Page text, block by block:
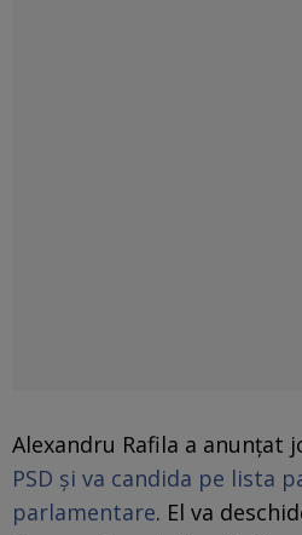
Alexandru Rafila a anunţat
PSD şi va candida pe lista
parlamentare. El va